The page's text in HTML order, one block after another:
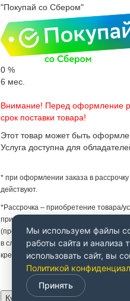
"Покупай со Сбером"
0 %
6 мес.
Внимание! Перед оформление
срок поставки товара!
Этот товар может быть
Услуга доступна для
* при оформлении заказа в рассрочку
действуют.
*Рассрочка – приобретение товара/
приобретение товара/услуги за счет
(продавцом) скидки на товар/услугу.
в случае надлежащего исполнения
кредитному договору.
Купить за
Мы используем файлы
работы сайта и анализа
использовать сайт, вы
Политикой
Принять